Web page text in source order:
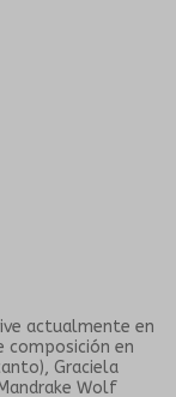
actualmente en
composición en
Graciela
Wolf